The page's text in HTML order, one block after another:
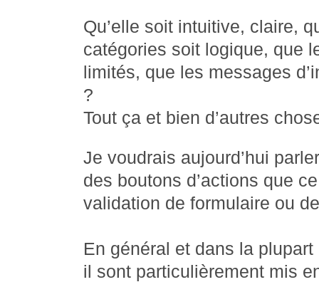
Qu’elle soit intuitive, claire,
catégories soit logique, que
limités, que les messages
?
Tout ça et bien d’autres
Je voudrais aujourd’hui
des boutons d’actions que
validation de formulaire ou
En général et dans la
il sont particulièrement mis